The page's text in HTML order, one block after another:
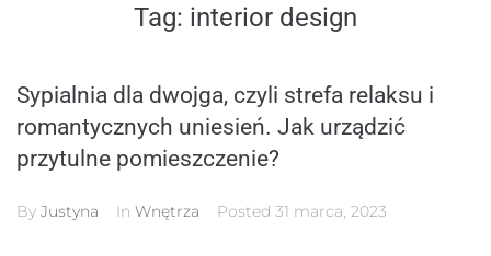
Tag: interior design
Sypialnia dla dwojga, czyli strefa relaksu i
romantycznych uniesień. Jak urządzić
przytulne pomieszczenie?
By Justyna In Wnętrza Posted 31 marca, 2023